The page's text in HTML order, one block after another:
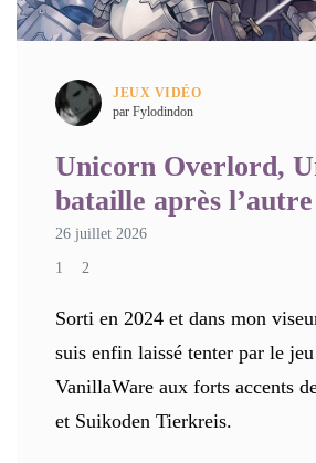
JEUX VIDÉO
par Fylodindon
Unicorn Overlord,
bataille après l’autre
26 juillet 2026
1 2
Sorti en 2024 et dans mon
suis enfin laissé tenter par le
VanillaWare aux forts accents
et Suikoden Tierkreis.